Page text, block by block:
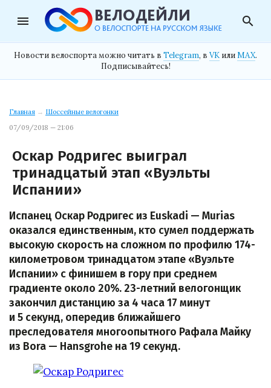
menu search
Новости велоспорта можно читать в Telegram, в VK илиMAX.
Подписывайтесь!
Главная → Шоссейные велогонки
07/09/2018 — 21:06
Оскар Родригес выиграл
тринадцатый этап «Вуэльты
Испании»
Испанец Оскар Родригес из Euskadi — Murias
оказался единственным, кто сумел поддержать
высокую скорость на сложном по профилю 174-
километровом тринадцатом этапе «Вуэльте
Испании» с финишем в гору при среднем
градиенте около 20%. 23-летний велогонщик
закончил дистанцию за 4 часа 17 минут
и 5 секунд, опередив ближайшего
преследователя многоопытного Рафала Майку
из Bora — Hansgrohe на 19 секунд.